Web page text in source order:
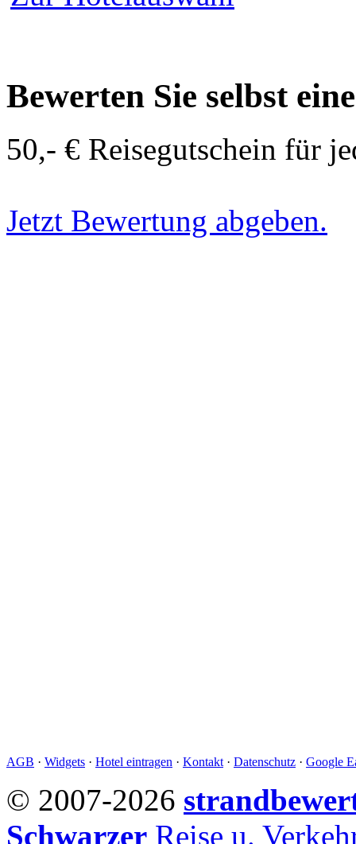
Bewerten Sie selbst
50,- € Reisegutschein für
Jetzt Bewertung abgeben.
AGB · Widgets · Hotel eintragen · Kontakt · Datenschutz · Google
© 2007-2026
Schwarzer Reise u.